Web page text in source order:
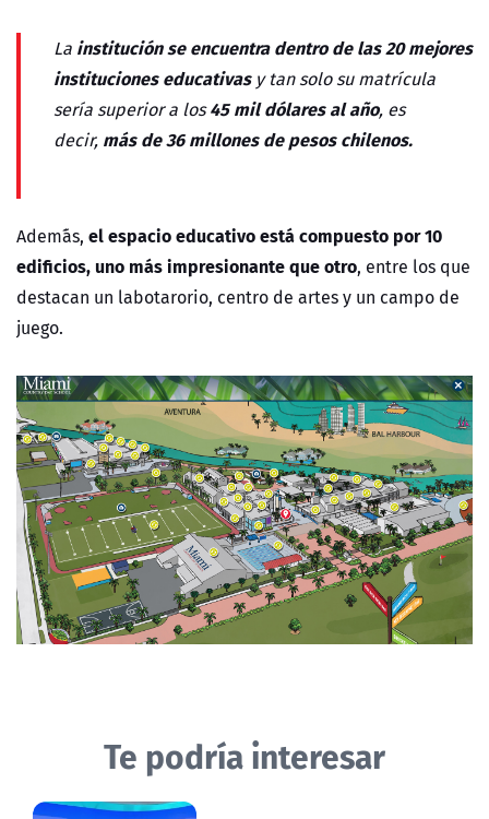
La institución se encuentra dentro de las 20 mejores
instituciones educativas y tan solo su matrícula
sería superior a los 45 mil dólares al año, es
decir, más de 36 millones de pesos chilenos.
Adem´ás, el espacio educativo está compuesto por 10
edificios, uno más impresionante que otro, entre los que
destacan un labotarorio, centro de artes y un campo de
juego.
Te podría interesar